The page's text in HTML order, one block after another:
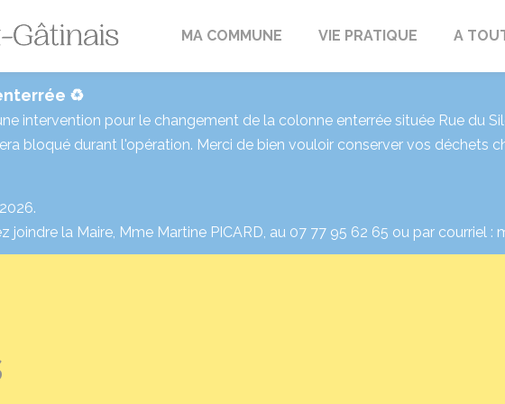
Fréville-du-Gâtinais
MA COMMUNE VIE PRATIQUE A
♻️
intervention pour le changement de la colonne enterrée située Rue du
bloqué durant l'opération. Merci de bien vouloir conserver vos déchets
joindre la Maire, Mme Martine PICARD, au 07 77 95 62 65 ou par courriel :